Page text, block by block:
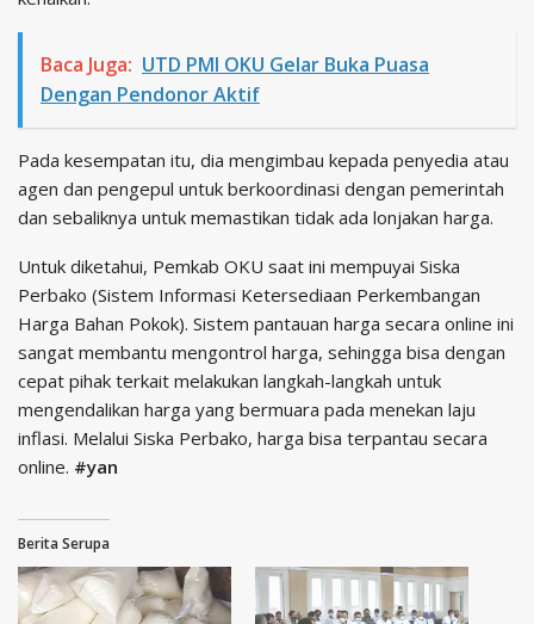
Baca Juga: UTD PMI OKU Gelar Buka Puasa
Dengan Pendonor Aktif
Pada kesempatan itu, dia mengimbau kepada penyedia atau
agen dan pengepul untuk berkoordinasi dengan pemerintah
dan sebaliknya untuk memastikan tidak ada lonjakan harga.
Untuk diketahui, Pemkab OKU saat ini mempuyai Siska
Perbako (Sistem Informasi Ketersediaan Perkembangan
Harga Bahan Pokok). Sistem pantauan harga secara online ini
sangat membantu mengontrol harga, sehingga bisa dengan
cepat pihak terkait melakukan langkah-langkah untuk
mengendalikan harga yang bermuara pada menekan laju
inflasi. Melalui Siska Perbako, harga bisa terpantau secara
online. #yan
Berita Serupa